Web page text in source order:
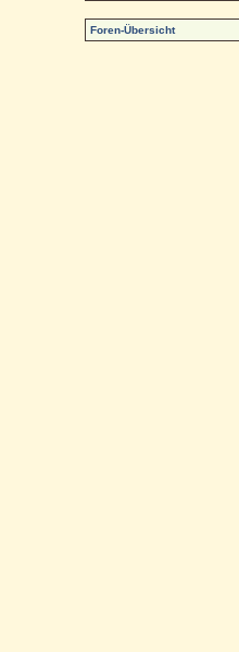
Foren-Übersicht